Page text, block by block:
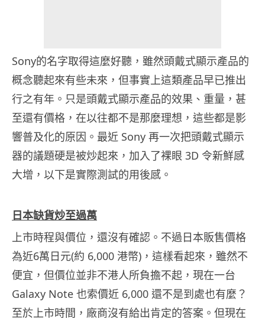
Sony的名字取得這麼好聽，雖然頭戴式顯示產品的
概念聽起來有些未來，但事實上這類產品早已推出
行之有年。只是頭戴式顯示產品的效果、重量，甚
至還有價格，在以往都不是那麼理想，這些都是影
響普及化的原因。最近 Sony 再一次把頭戴式顯示
器的議題硬是被炒起來，加入了裸眼 3D 令新鮮感
大增，以下是實際測試的用後感。
日本缺貨炒至過萬
上市時程與價位，還沒有確認。不過日本販售價格
為近6萬日元(約 6,000 港幣)，這樣看起來，雖然不
便宜，但價位並非不港人所負擔不起，現在一台
Galaxy Note 也索價近 6,000 還不是到處也有麼？
至於上市時間，廠商沒有給出肯定的答案。但現在